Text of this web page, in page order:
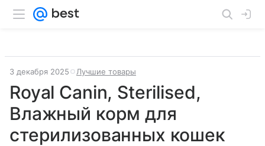
3 декабря 2025 Лучшие товары
Royal Canin, Sterilised,
Влажный корм для
стерилизованных кошек